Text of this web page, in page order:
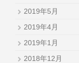
2019年5月
2019年4月
2019年1月
2018年12月